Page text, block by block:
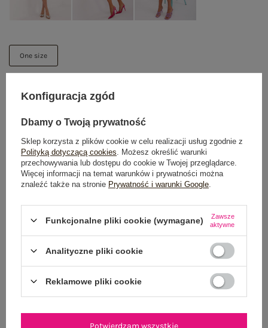
One size
DODAJ DO KOSZYKA
Możesz kupić także poprzez:
Dostawaod 7,99 zł
Wysyłka wponiedziałek
100 dni na zwrot
Konfiguracja zgód
Dbamy o Twoją prywatność
Sklep korzysta z plików cookie w celu realizacji usług zgodnie z
Polityką dotyczącą cookies . Możesz określić warunki
przechowywania lub dostępu do cookie w Twojej przeglądarce.
Więcej informacji na temat warunków i prywatności można
znaleźć także na stronie Prywatność i warunki Google
Funkcjonalne pliki cookie (wymagane)
Zawsze
aktywne
Analityczne pliki cookie
Reklamowe pliki cookie